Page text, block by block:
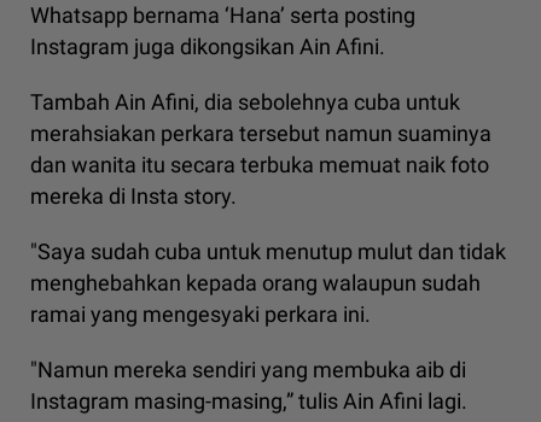
Whatsapp bernama ‘Hana’ serta posting
Instagram juga dikongsikan Ain Afini.
Tambah Ain Afini, dia sebolehnya cuba untuk
merahsiakan perkara tersebut namun suaminya
dan wanita itu secara terbuka memuat naik foto
mereka di Insta story.
"Saya sudah cuba untuk menutup mulut dan tidak
menghebahkan kepada orang walaupun sudah
ramai yang mengesyaki perkara ini.
"Namun mereka sendiri yang membuka aib di
Instagram masing-masing,” tulis Ain Afini lagi.